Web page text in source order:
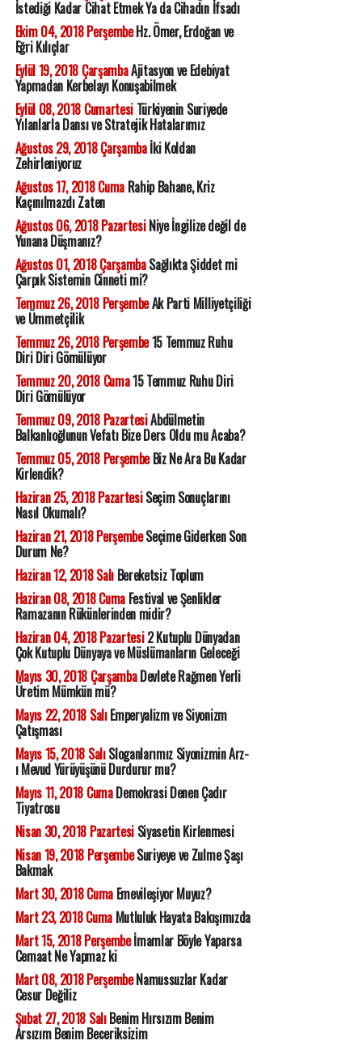
İstediği Kadar Cihat Etmek Ya da Cihadın İfsadı
Ekim 04, 2018 PerşembeHz. Ömer, Erdoğan ve
Eğri Kılıçlar
Eylül 19, 2018 ÇarşambaAjitasyon ve Edebiyat
Yapmadan Kerbelayı Konuşabilmek
Eylül 08, 2018 CumartesiTürkiyenin Suriyede
Yılanlarla Dansı ve Stratejik Hatalarımız
Ağustos 29, 2018 Çarşambaİki Koldan
Zehirleniyoruz
Ağustos 17, 2018 CumaRahip Bahane, Kriz
Kaçınılmazdı Zaten
Ağustos 06, 2018 PazartesiNiye İngilize değil de
Yunana Düşmanız?
Ağustos 01, 2018 ÇarşambaSağlıkta Şiddet mi
Çarpık Sistemin Cinneti mi?
Temmuz 26, 2018 PerşembeAk Parti Milliyetçiliği
ve Ümmetçilik
Temmuz 26, 2018 Perşembe15 Temmuz Ruhu
Diri Diri Gömülüyor
Temmuz 20, 2018 Cuma15 Temmuz Ruhu Diri
Diri Gömülüyor
Temmuz 09, 2018 PazartesiAbdülmetin
Balkanlıoğlunun Vefatı Bize Ders Oldu mu Acaba?
Temmuz 05, 2018 PerşembeBiz Ne Ara Bu Kadar
Kirlendik?
Haziran 25, 2018 PazartesiSeçim Sonuçlarını
Nasıl Okumalı?
Haziran 21, 2018 PerşembeSeçime Giderken Son
Durum Ne?
Haziran 12, 2018 SalıBereketsiz Toplum
Haziran 08, 2018 CumaFestival ve Şenlikler
Ramazanın Rükünlerinden midir?
Haziran 04, 2018 Pazartesi2 Kutuplu Dünyadan
Çok Kutuplu Dünyaya ve Müslümanların Geleceği
Mayıs 30, 2018 ÇarşambaDevlete Rağmen Yerli
Üretim Mümkün mü?
Mayıs 22, 2018 SalıEmperyalizm ve Siyonizm
Çatışması
Mayıs 15, 2018 SalıSloganlarımız Siyonizmin Arz-
ı Mevud Yürüyüşünü Durdurur mu?
Mayıs 11, 2018 CumaDemokrasi Denen Çadır
Tiyatrosu
Nisan 30, 2018 PazartesiSiyasetin Kirlenmesi
Nisan 19, 2018 PerşembeSuriyeye ve Zulme Şaşı
Bakmak
Mart 30, 2018 CumaEmevileşiyor Muyuz?
Mart 23, 2018 CumaMutluluk Hayata Bakışımızda
Mart 15, 2018 Perşembeİmamlar Böyle Yaparsa
Cemaat Ne Yapmaz ki
Mart 08, 2018 PerşembeNamussuzlar Kadar
Cesur Değiliz
Şubat 27, 2018 SalıBenim Hırsızım Benim
Arsızım Benim Beceriksizim